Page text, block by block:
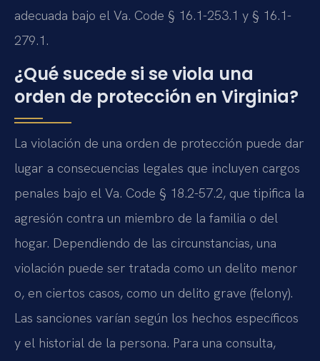
adecuada bajo el Va. Code § 16.1-253.1 y § 16.1-
279.1.
¿Qué sucede si se viola una
orden de protección en Virginia?
La violación de una orden de protección puede dar
lugar a consecuencias legales que incluyen cargos
penales bajo el Va. Code § 18.2-57.2, que tipifica la
agresión contra un miembro de la familia o del
hogar. Dependiendo de las circunstancias, una
violación puede ser tratada como un delito menor
o, en ciertos casos, como un delito grave (felony).
Las sanciones varían según los hechos específicos
y el historial de la persona. Para una consulta,